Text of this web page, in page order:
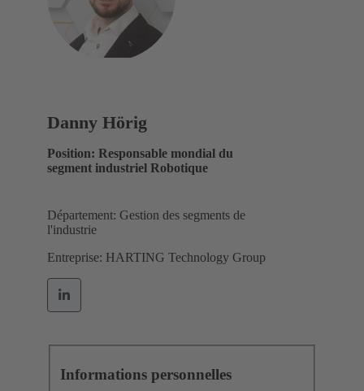
Danny Hörig
Position: Responsable mondial du
segment industriel Robotique
Département: Gestion des segments de
l'industrie
Entreprise: HARTING Technology Group
Informations personnelles